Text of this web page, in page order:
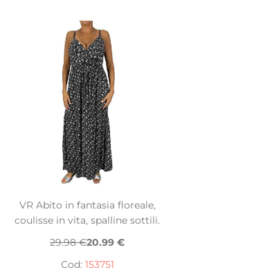
VR Abito in fantasia floreale,
coulisse in vita, spalline sottili.
29.98 €20.99 €
Cod: 153751